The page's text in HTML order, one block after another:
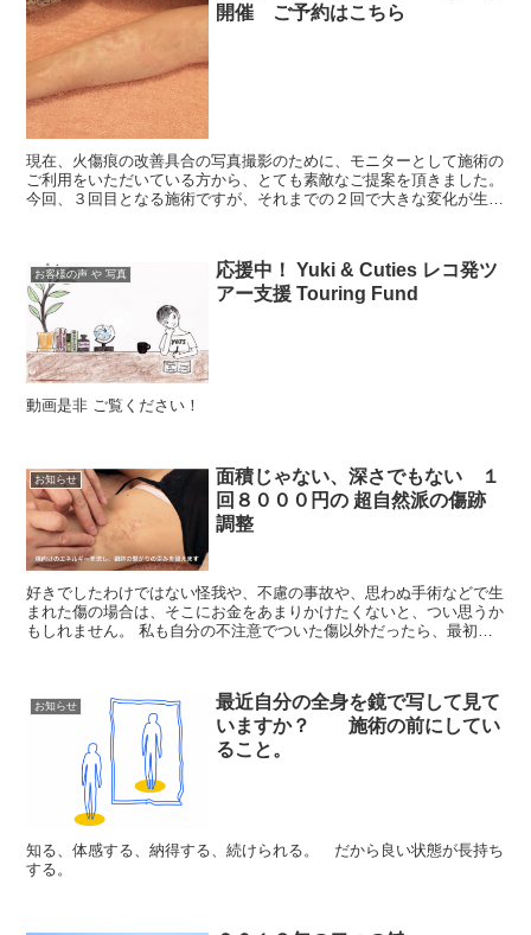
開催 ご予約はこちら
現在、火傷痕の改善具合の写真撮影のために、モニターとして施術の
ご利用をいただいている方から、とても素敵なご提案を頂きました。
今回、３回目となる施術ですが、それまでの２回で大きな変化が生ま
お客様の声 や 写真
応援中！ Yuki & Cuties レコ発ツ
アー支援 Touring Fund
動画是非 ご覧ください！
お知らせ
面積じゃない、深さでもない １
回８０００円の 超自然派の傷跡
調整
好きでしたわけではない怪我や、不慮の事故や、思わぬ手術などで生
まれた傷の場合は、そこにお金をあまりかけたくないと、つい思うか
もしれません。 私も自分の不注意でついた傷以外だったら、最初か
お知らせ
最近自分の全身を鏡で写して見て
いますか？ 施術の前にしてい
ること。
知る、体感する、納得する、続けられる。 だから良い状態が長持ち
する。